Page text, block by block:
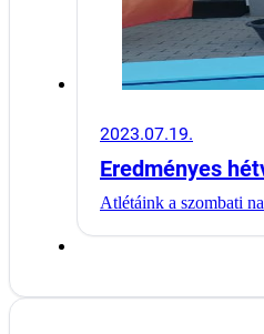
2023.07.19.
Eredményes
Atlétáink a szombati